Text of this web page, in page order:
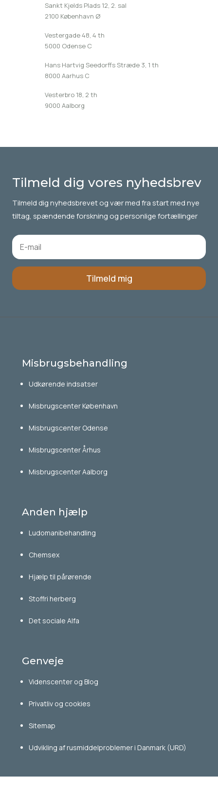
Sankt Kjelds Plads 12, 2. sal
2100 København Ø
Vestergade 48, 4 th
5000 Odense C
Hans Hartvig Seedorffs Stræde 3, 1 th
8000 Aarhus C
Vesterbro 18, 2 th
9000 Aalborg
Tilmeld dig vores nyhedsbrev
Tilmeld dignyhedsbrevetog vær med fra start med nye
tiltag, spændende forskning og personlige fortællinger
Tilmeld mig
Misbrugsbehandling
Udkørende indsatser
Misbrugscenter København
Misbrugscenter Odense
Misbrugscenter Århus
Misbrugscenter Aalborg
Anden hjælp
Ludomanibehandling
Chemsex
Hjælp til pårørende
Stoffri herberg
Det sociale Alfa
Genveje
Videnscenter og Blog
Privatliv og cookies
Sitemap
Udvikling af rusmiddelproblemer i Danmark (URD)